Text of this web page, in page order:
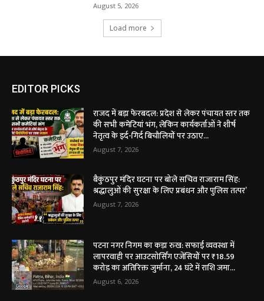
August 5, 2026
Load more
EDITOR PICKS
राजद में बड़ा फेरबदल: प्रदेश से लेकर पंचायत स्तर तक
की सभी कमेटियां भंग, लेकिन कार्यकर्ताओं ने शीर्ष
नेतृत्व के इर्द-गिर्द बिचौलियों पर उठाए...
August 7, 2026
बैकुंठपुर मंदिर घटना पर बोले सचिव राजाराम सिंह:
श्रद्धालुओं की सुरक्षा के लिए प्रबंधन और पुलिस तत्पर’
August 7, 2026
पटना नगर निगम का कड़ा रुख: सफाई व्यवस्था में
लापरवाही पर आउटसोर्सिंग एजेंसियों पर ₹18.59
करोड़ का अतिरिक्त जुर्माना, 24 घंटे में राशि जमा...
August 6, 2026